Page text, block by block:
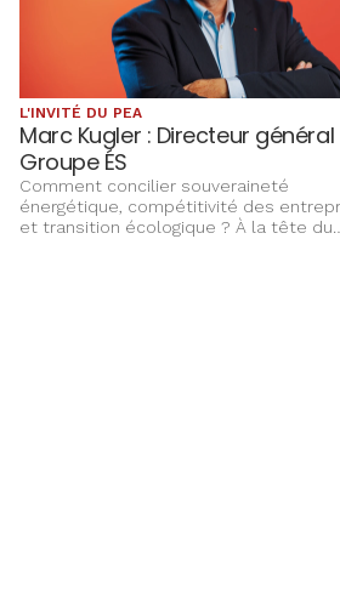
L'INVITÉ DU PEA
Marc Kugler : Directeur général
Groupe ÉS
Comment concilier souveraineté
énergétique, compétitivité des
et transition écologique ? À la tête du